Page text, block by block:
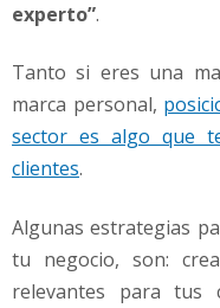
experto”.
Tanto si eres una
marca personal,
sector es algo que
clientes.
Algunas estrategias
tu negocio, son:
relevantes para tus